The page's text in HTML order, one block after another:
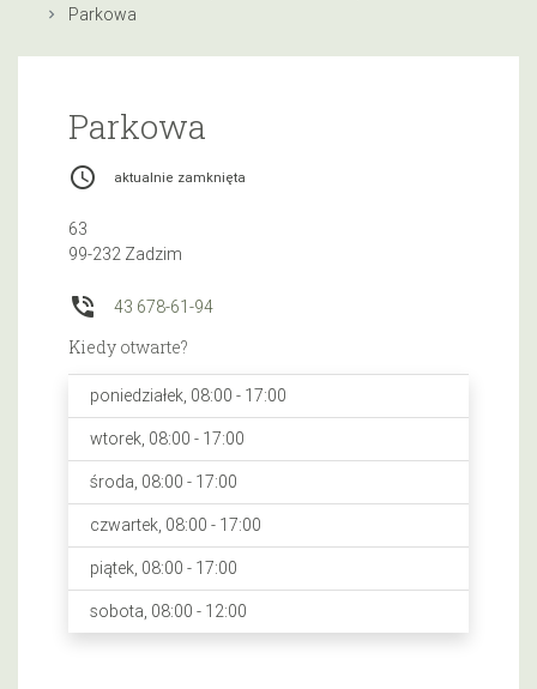
Parkowa
Parkowa
access_time aktualnie zamknięta
63
99-232 Zadzim
phone_in_talk 43 678-61-94
Kiedy otwarte?
poniedziałek, 08:00 - 17:00
wtorek, 08:00 - 17:00
środa, 08:00 - 17:00
czwartek, 08:00 - 17:00
piątek, 08:00 - 17:00
sobota, 08:00 - 12:00